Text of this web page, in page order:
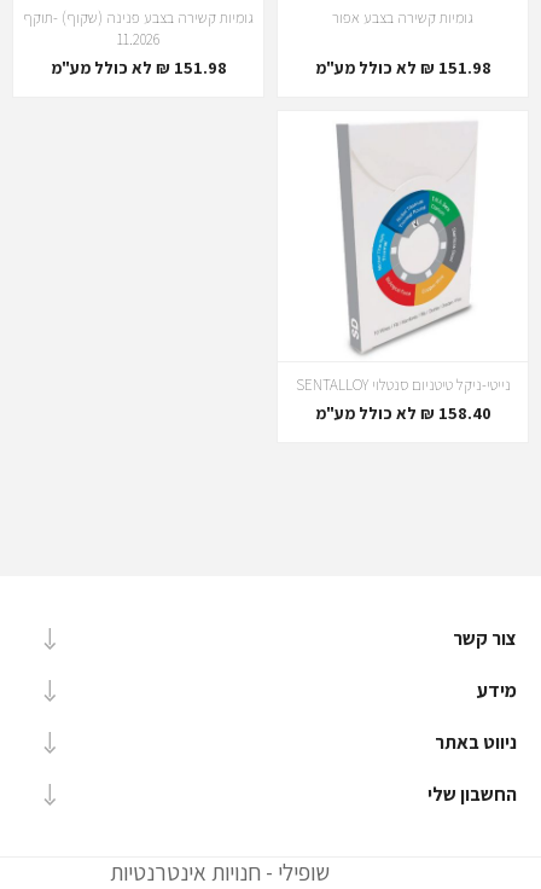
גומיות קשירה בצבע אפור
151.98 ₪ לא כולל מע"מ
גומיות קשירה בצבע פנינה (שקוף) -תוקף
11.2026
151.98 ₪ לא כולל מע"מ
נייטי-ניקל טיטניום סנטלוי SENTALLOY
158.40 ₪ לא כולל מע"מ
צור קשר
מידע
ניווט באתר
החשבון שלי
שופילי - חנויות אינטרנטיות